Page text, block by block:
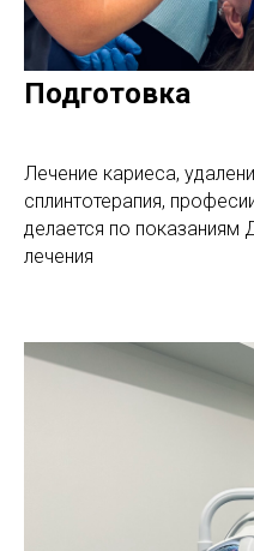
Подготовка
Лечение кариеса,
сплинтотерапия,
делается по показаниям
лечения